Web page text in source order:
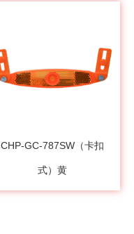
CHP-GC-787SW（卡扣
式）黄